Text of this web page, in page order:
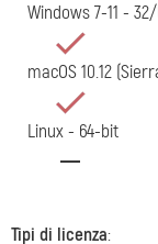
Windows 7-11 -
macOS 10.12
Linux - 64-bit
Tipi di licenza: